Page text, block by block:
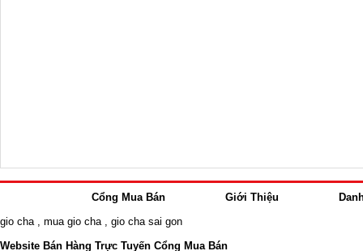
Cổng Mua Bán Giới Thiệu
gio cha, mua gio cha, gio cha sai gon
Website Bán Hàng Trực Tuyến Cổng Mua Bán